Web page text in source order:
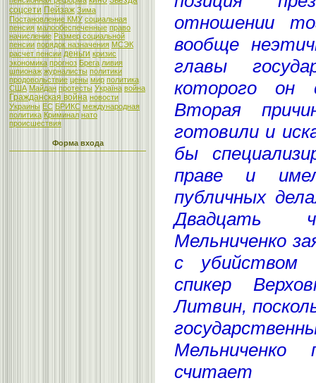
соцсети Пейзаж Зима
Постановление КМУ социальная
пенсия малообеспеченные право
начисление Размер социальной
пенсии порядок назначения МСЭК
расчет пенсии деньги кризис
экономика прогноз Брега ливия
шпионаж журналисты политики
продовольствие цены мир политика
США Майдан протесты Україна война
Гражданская война новости
Украины ЕС БРИКС международная
политика Криминал нато
происшествия
Форма входа
отношении
вообще
главы
которого он
Вторая
готовили и
бы
праве и
публичных
Двадцать
Мельниченко
с убийством
спикер
Литвин,
считает